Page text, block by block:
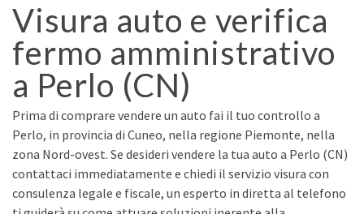
Visura auto e verifica
fermo amministrativo
a Perlo (CN)
Prima di comprare vendere un auto fai il tuo controllo a
Perlo, in provincia di Cuneo, nella regione Piemonte, nella
zona Nord-ovest. Se desideri vendere la tua auto a Perlo (CN)
contattaci immediatamente e chiedi il servizio visura con
consulenza legale e fiscale, un esperto in diretta al telefono